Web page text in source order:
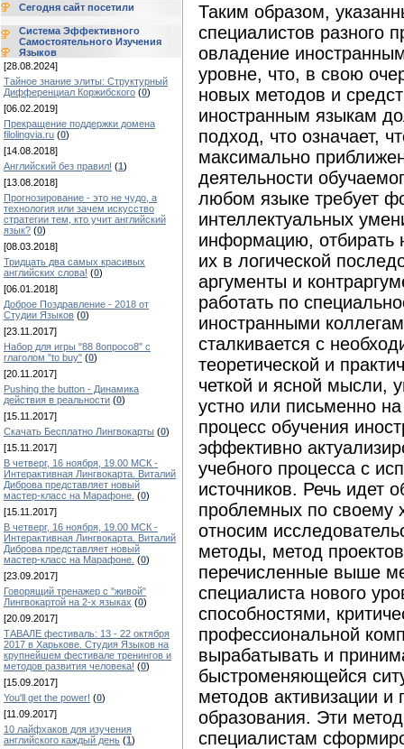
Сегодня сайт посетили
Система Эффективного
Самостоятельного Изучения
Языков
[28.08.2024]
Тайное знание элиты: Структурный
Дифференциал Коржибского (0)
[06.02.2019]
Прекращение поддержки домена
filolingvia.ru (0)
[14.08.2018]
Английский без правил! (1)
[13.08.2018]
Прогнозирование - это не чудо, а
технология или зачем искусство
стратегии тем, кто учит английский
язык? (0)
[08.03.2018]
Тридцать два самых красивых
английских слова! (0)
[06.01.2018]
Доброе Поздравление - 2018 от
Студии Языков (0)
[23.11.2017]
Набор для игры "88 8опросо8" с
глаголом "to buy" (0)
[20.11.2017]
Pushing the button - Динамика
действия в реальности (0)
[15.11.2017]
Скачать Бесплатно Лингвокарты (0)
[15.11.2017]
В четверг, 16 ноября, 19.00 МСК -
Интерактивная Лингвокарта. Виталий
Диброва представляет новый
мастер-класс на Марафоне. (0)
[15.11.2017]
В четверг, 16 ноября, 19.00 МСК -
Интерактивная Лингвокарта. Виталий
Диброва представляет новый
мастер-класс на Марафоне. (0)
[23.09.2017]
Говорящий тренажер с "живой"
Лингвокартой на 2-х языках (0)
[20.09.2017]
ТАВАЛЕ фестиваль: 13 - 22 октября
2017 в Харькове. Студия Языков на
крупнейшем фестивале тренингов и
методов развития человека! (0)
[15.09.2017]
You'll get the power! (0)
[11.09.2017]
10 лайфхаков для изучения
английского каждый день (1)
Таким образом,
специалистов разного
овладение
уровне, что, в свою
новых методов и
иностранным языкам
подход, что означает,
максимально
деятельности
любом языке требует
интеллектуальных
информацию, отбирать
их в логической
аргументы и
работать по
иностранными
сталкивается с
теоретической и
четкой и ясной мысли,
устно или письменно
процесс обучения
эффективно
учебного процесса с
источников. Речь идет
проблемных по своему
относим
методы, метод
перечисленные выше
специалиста нового
способностями,
профессиональной
вырабатывать и
быстроменяющейся
методов активизации и
образования. Эти
специалистам